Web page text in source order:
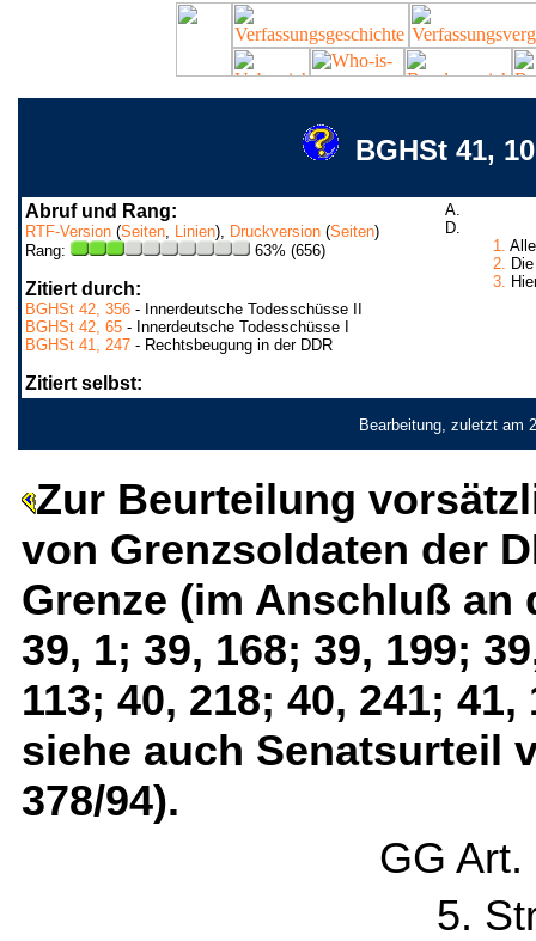
BGHSt 41,
Abruf und Rang:
RTF-Version (Seiten, Linien), Druckversion (Seiten)
Rang:
63% (656)
Zitiert durch:
BGHSt 42, 356 - Innerdeutsche Todesschüsse II
BGHSt 42, 65 - Innerdeutsche Todesschüsse I
BGHSt 41, 247 - Rechtsbeugung in der DDR
Zitiert selbst:
A.
D.
1.
2.
3.
Bearbeitung, zuletzt am
Zur Beurteilung
von Grenzsoldaten der
Grenze (im Anschluß an
39, 1; 39, 168; 39, 199;
113; 40, 218; 40, 241;
siehe auch Senatsurteil
378/94).
GG Art.
5.